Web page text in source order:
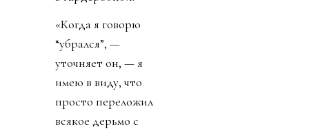
«Когда я говорю
“убрался”, —
уточняет он, — я
имею в виду, что
просто переложил
всякое дерьмо с